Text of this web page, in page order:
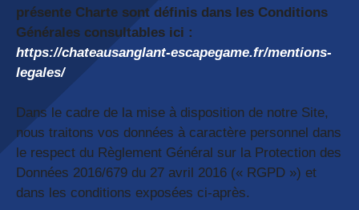
présente Charte sont définis dans les Conditions
Générales consultables ici :
https://chateausanglant-escapegame.fr/mentions-
legales/
Dans le cadre de la mise à disposition de notre Site,
nous traitons vos données à caractère personnel dans
le respect du Règlement Général sur la Protection des
Données 2016/679 du 27 avril 2016 (« RGPD ») et
dans les conditions exposées ci-après.